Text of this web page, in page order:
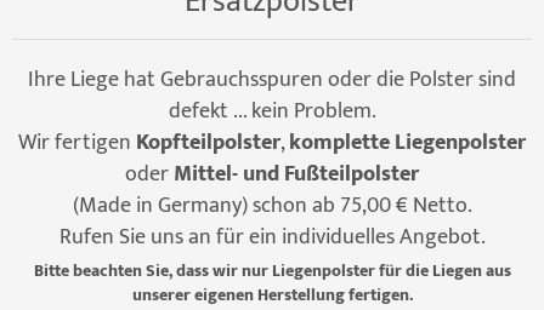
Ihre Liege hat Gebrauchsspuren oder die Polster sind
defekt ... kein Problem.
Wir fertigen Kopfteilpolster,komplette Liegenpolster
oderMittel- und Fußteilpolster
(Made in Germany) schon ab 75,00 € Netto.
Rufen Sie uns an für ein individuelles Angebot.
Bitte beachten Sie, dass wir nur Liegenpolster für die Liegen aus
unserer eigenen Herstellung fertigen.